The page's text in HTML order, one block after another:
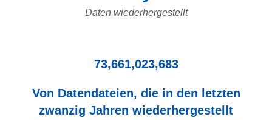
Daten wiederhergestellt
73,661,023,683
Von Datendateien, die in den letzten
zwanzig Jahren wiederhergestellt